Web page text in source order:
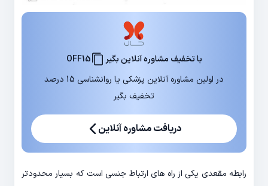
با تخفیف مشاوره آنلاین بگیر
OFF15
در اولین مشاوره آنلاین پزشکی یا روانشناسی 15 درصد
تخفیف بگیر
دریافت مشاوره آنلاین
رابطه مقعدی یکی از راه های ارتباط جنسی است که بسیار محدود‌تر